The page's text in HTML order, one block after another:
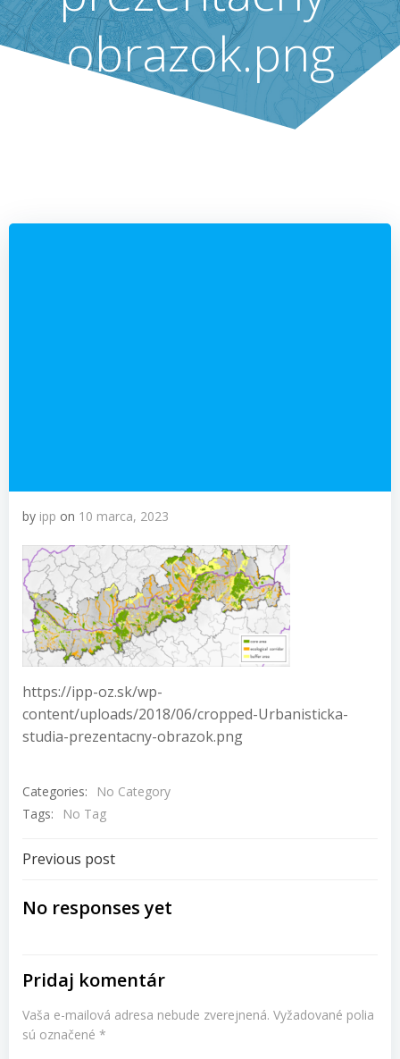
obrazok.png
by ipp on 10 marca, 2023
https://ipp-oz.sk/wp-
content/uploads/2018/06/cropped-Urbanisticka-
studia-prezentacny-obrazok.png
Categories:
No Category
Tags:
No Tag
Navigácia
v
Previous post
No responses yet
Pridaj komentár
Vaša e-mailová adresa nebude zverejnená. Vyžadované polia
sú označené *